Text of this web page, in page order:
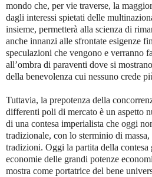
mondo che, per vie traverse, la
dagli interessi spietati delle
insieme, permetterà alla scienza di
anche innanzi alle sfrontate esigenze
speculazioni che vengono e verranno
all’ombra di paraventi dove si
della benevolenza cui nessuno crede
Tuttavia, la prepotenza della
differenti poli di mercato è un aspetto
di una contesa imperialista che oggi
tradizionale, con lo sterminio di massa,
tradizioni. Oggi la partita della
economie delle grandi potenze
mostra come portatrice del bene